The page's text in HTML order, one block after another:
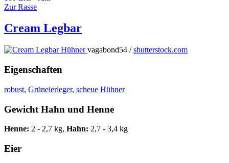
Zur Rasse
Cream Legbar
vagabond54 /shutterstock.com
Eigenschaften
robust, Grüneierleger, scheue Hühner
Gewicht Hahn und Henne
Henne: 2 - 2,7 kg, Hahn: 2,7 - 3,4 kg
Eier